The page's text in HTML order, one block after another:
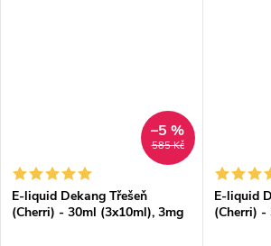
585 Kč
–5 %
E-liquid Dekang Třešeň
(Cherri) - 30ml (3x10ml), 3mg
E-liquid
(Cherri) -